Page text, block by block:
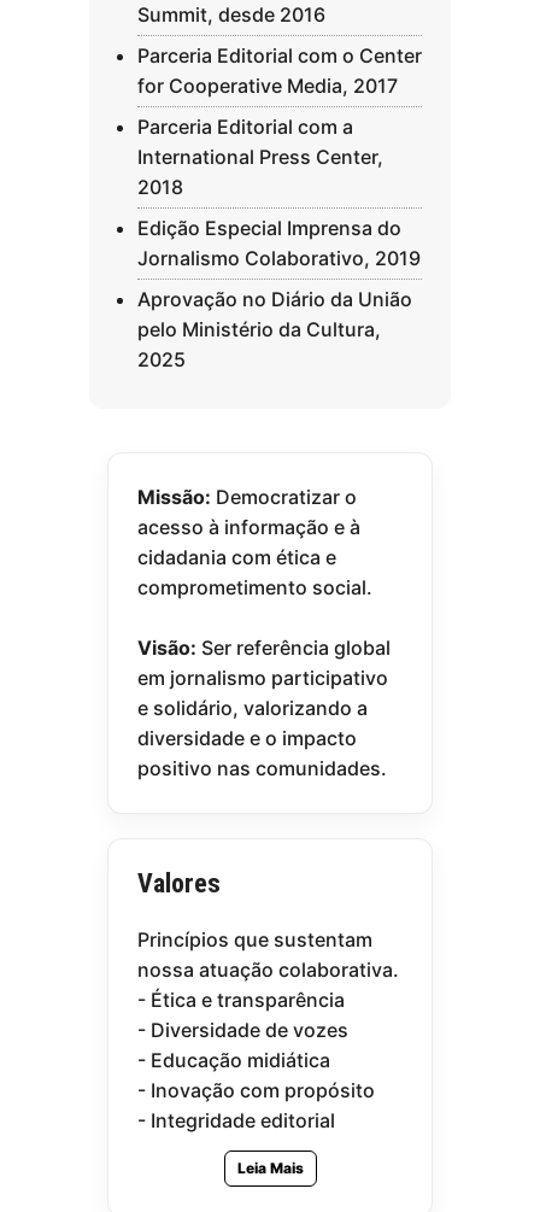
Summit, desde 2016
Parceria Editorial com o Center
for Cooperative Media, 2017
Parceria Editorial com a
International Press Center,
2018
Edição Especial Imprensa do
Jornalismo Colaborativo, 2019
Aprovação no Diário da União
pelo Ministério da Cultura,
2025
Missão: Democratizar o
acesso à informação e à
cidadania com ética e
comprometimento social.
Visão: Ser referência global
em jornalismo participativo
e solidário, valorizando a
diversidade e o impacto
positivo nas comunidades.
Valores
Princípios que sustentam
nossa atuação colaborativa.
- Ética e transparência
- Diversidade de vozes
- Educação midiática
- Inovação com propósito
- Integridade editorial
Leia Mais